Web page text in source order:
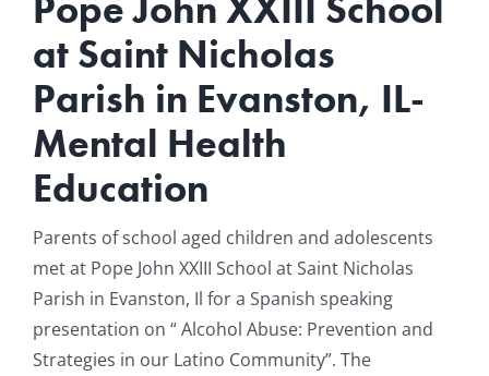
Resources
News & Archives
at Saint Nicholas
Parish in Evanston, IL-
Mental Health
Education
Parents of school aged children and adolescents
met at Pope John XXIII School at Saint Nicholas
Parish in Evanston, Il for a Spanish speaking
presentation on “ Alcohol Abuse: Prevention and
Strategies in our Latino Community”. The